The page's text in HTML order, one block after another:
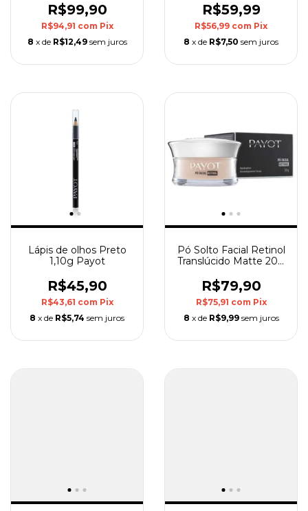
R$99,90
R$94,91 com Pix
8 x de R$12,49 sem juros
Hialurônico Vermelho
Radiante 4ml Eudora
R$59,99
R$56,99 com Pix
8 x de R$7,50 sem juros
Lápis de olhos Preto
1,10g Payot
R$45,90
R$43,61 com Pix
8 x de R$5,74 sem juros
Pó Solto Facial Retinol
Translúcido Matte 20g
R$79,90
R$75,91 com Pix
8 x de R$9,99 sem juros